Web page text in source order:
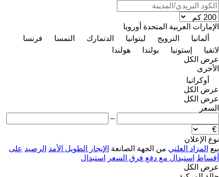
الإمارات العربية المتحدة أوروبا
ألمانيا
النرويج ليتوانيا الدنمارك النمسا
فرنسا
لاتفيا
إستونيا بولندا
هولندا
عرض الكل
الأخرى
أوكرانيا
عرض الكل
عرض الكل
السعر
–
نوع الإعلان
بيع المزاد العلني من الجهة الصانعة الإيجار الطويل الأمد الرصيد على
أقساط استبدال مع دفع فرق السعر
استبدال
عرض الكل